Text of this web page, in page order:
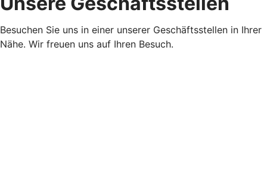
Besuchen Sie uns in einer unserer Geschäftsstellen in Ihrer
Nähe. Wir freuen uns auf Ihren Besuch.